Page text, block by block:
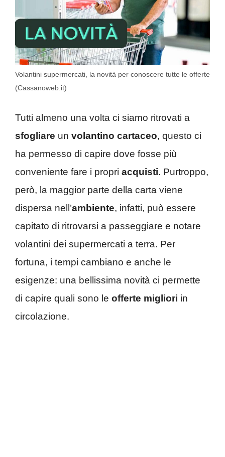
Volantini supermercati, la novità per conoscere tutte le offerte
(Cassanoweb.it)
Tutti almeno una volta ci siamo ritrovati a
sfogliare un volantino cartaceo, questo ci
ha permesso di capire dove fosse più
conveniente fare i propri acquisti. Purtroppo,
però, la maggior parte della carta viene
dispersa nell’ambiente, infatti, può essere
capitato di ritrovarsi a passeggiare e notare
volantini dei supermercati a terra. Per
fortuna, i tempi cambiano e anche le
esigenze: una bellissima novità ci permette
di capire quali sono le offerte migliori in
circolazione.